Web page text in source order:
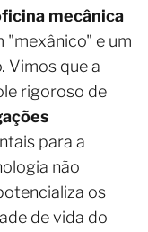
mecânica
"mexânico" e um
Vimos que a
rigoroso de
para a
não
os
de vida do